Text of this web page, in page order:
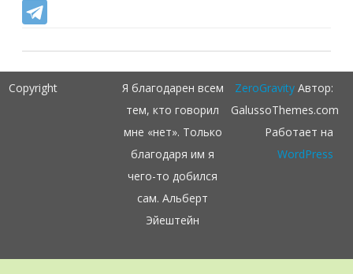
Copyright
Я благодарен всем
тем, кто говорил
мне «нет». Только
благодаря им я
чего-то добился
сам. Альберт
Эйештейн
ZeroGravityАвтор:
GalussoThemes.com
Работает на
WordPress